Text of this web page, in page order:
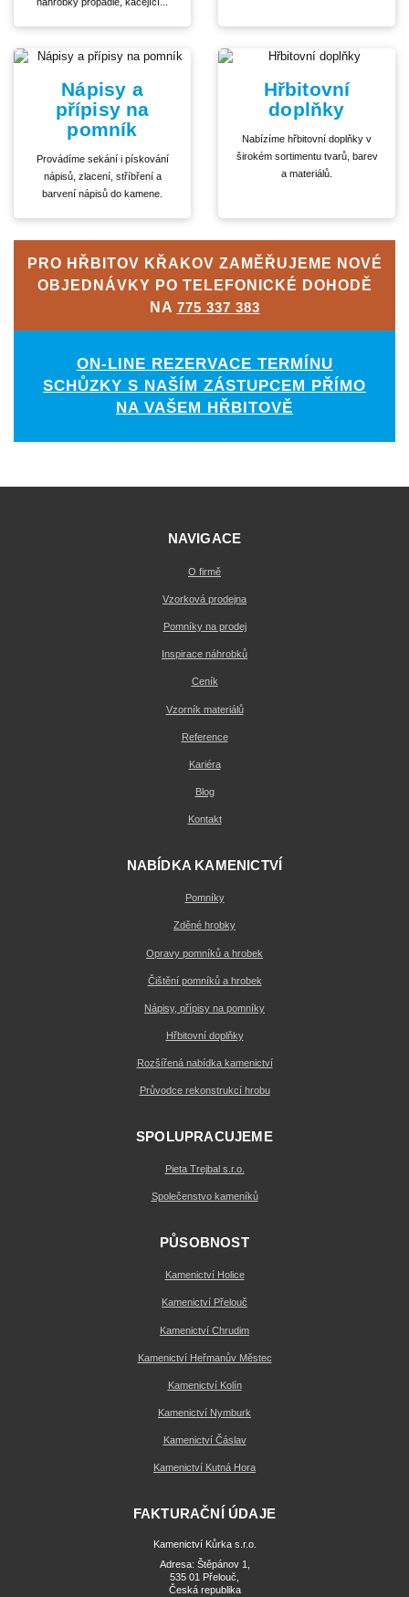
Nápisy a
přípisy na
pomník
Provádíme sekání i pískování
nápisů, zlacení, stříbření a
barvení nápisů do kamene.
Hřbitovní
doplňky
Nabízíme hřbitovní doplňky v
širokém sortimentu tvarů, barev
a materiálů.
PRO HŘBITOV KŘAKOV ZAMĚŘUJEME NOVÉ
OBJEDNÁVKY PO TELEFONICKÉ DOHODĚ
NA 775 337 383
ON-LINE REZERVACE TERMÍNU
SCHŮZKY S NAŠÍM ZÁSTUPCEM PŘÍMO
NA VAŠEM HŘBITOVĚ
NAVIGACE
O firmě
Vzorková prodejna
Pomníky na prodej
Inspirace náhrobků
Ceník
Vzorník materiálů
Reference
Kariéra
Blog
Kontakt
NABÍDKA KAMENICTVÍ
Pomníky
Zděné hrobky
Opravy pomníků a hrobek
Čištění pomníků a hrobek
Nápisy, přípisy na pomníky
Hřbitovní doplňky
Rozšířená nabídka kamenictví
Průvodce rekonstrukcí hrobu
SPOLUPRACUJEME
Pieta Trejbal s.r.o.
Společenstvo kameníků
PŮSOBNOST
Kamenictví Holice
Kamenictví Přelouč
Kamenictví Chrudim
Kamenictví Heřmanův Městec
Kamenictví Kolín
Kamenictví Nymburk
Kamenictví Čáslav
Kamenictví Kutná Hora
FAKTURAČNÍ ÚDAJE
Kamenictví Kůrka s.r.o.
Adresa: Štěpánov 1,
535 01 Přelouč,
Česká republika